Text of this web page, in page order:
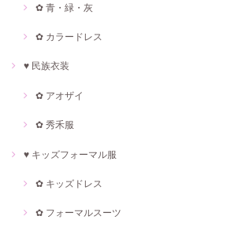
✿ 青・緑・灰
✿ カラードレス
♥ 民族衣装
✿ アオザイ
✿ 秀禾服
♥ キッズフォーマル服
✿ キッズドレス
✿ フォーマルスーツ